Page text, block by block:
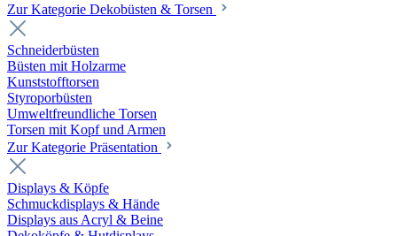
Zur Kategorie Dekobüsten & Torsen
Schneiderbüsten
Büsten mit Holzarme
Kunststofftorsen
Styroporbüsten
Umweltfreundliche Torsen
Torsen mit Kopf und Armen
Zur Kategorie Präsentation
Displays & Köpfe
Schmuckdisplays & Hände
Displays aus Acryl & Beine